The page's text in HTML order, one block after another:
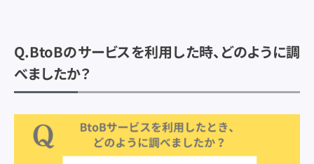
Q.BtoBのサービスを利用した時、どのように調
べましたか？